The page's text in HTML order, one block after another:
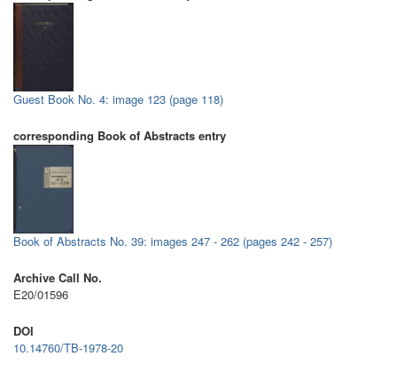
Guest Book No. 4: image 123 (page 118)
corresponding Book of Abstracts entry
Book of Abstracts No. 39: images 247 - 262 (pages 242 - 257)
Archive Call No.
E20/01596
DOI
10.14760/TB-1978-20